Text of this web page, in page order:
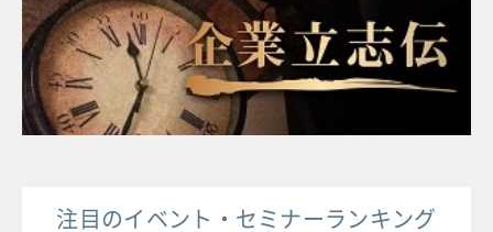
注目のイベント・セミナーランキング